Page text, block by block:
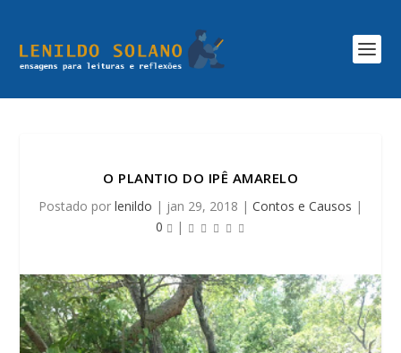
O PLANTIO DO IPÊ AMARELO
Postado por lenildo | jan 29, 2018 | Contos e Causos |
0
|